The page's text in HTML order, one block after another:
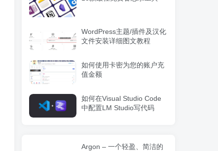
WordPress主题/插件及汉化
文件安装详细图文教程
如何使用卡密为您的账户充
值金额
如何在Visual Studio Code
中配置LM Studio写代码
Argon – 一个轻盈、简洁的